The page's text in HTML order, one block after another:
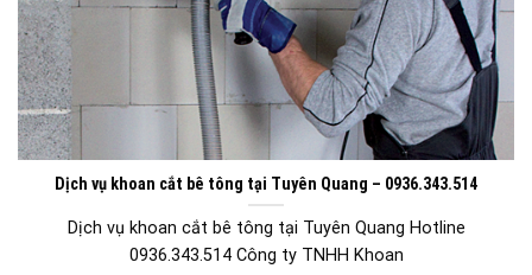
Dịch vụ khoan cắt bê tông tại Tuyên Quang – 0936.343.514
Dịch vụ khoan cắt bê tông tại Tuyên Quang Hotline
0936.343.514 Công ty TNHH Khoan